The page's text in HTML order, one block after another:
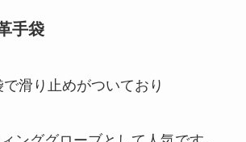
手袋
滑り止めがついており